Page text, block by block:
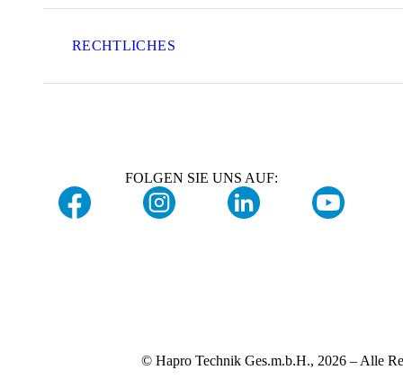
RECHTLICHES
FOLGEN SIE UNS AUF:
© Hapro Technik Ges.m.b.H., 2026 – Alle